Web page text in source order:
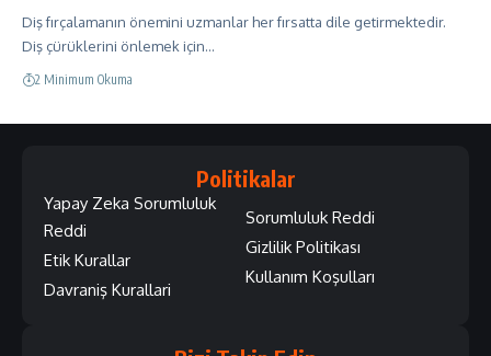
Diş fırçalamanın önemini uzmanlar her fırsatta dile getirmektedir.
Diş çürüklerini önlemek için…
2 Minimum Okuma
Politikalar
Yapay Zeka Sorumluluk
Reddi
Etik Kurallar
Davraniş Kurallari
Sorumluluk Reddi
Gizlilik Politikası
Kullanım Koşulları